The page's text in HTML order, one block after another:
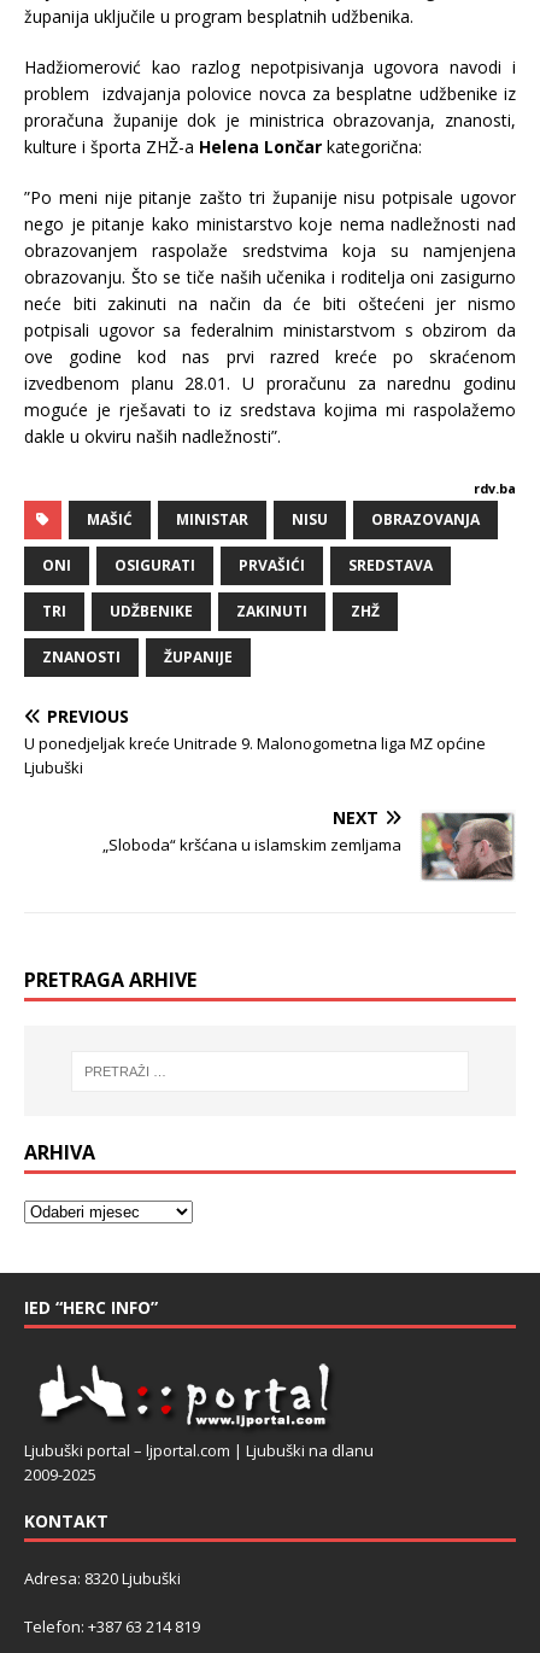
županija uključile u program besplatnih udžbenika.
Hadžiomerović kao razlog nepotpisivanja ugovora navodi i
problem izdvajanja polovice novca za besplatne udžbenike iz
proračuna županije dok je ministrica obrazovanja, znanosti,
kulture i športa ZHŽ-a Helena Lončar kategorična:
”Po meni nije pitanje zašto tri županije nisu potpisale ugovor
nego je pitanje kako ministarstvo koje nema nadležnosti nad
obrazovanjem raspolaže sredstvima koja su namjenjena
obrazovanju. Što se tiče naših učenika i roditelja oni zasigurno
neće biti zakinuti na način da će biti oštećeni jer nismo
potpisali ugovor sa federalnim ministarstvom s obzirom da
ove godine kod nas prvi razred kreće po skraćenom
izvedbenom planu 28.01. U proračunu za narednu godinu
moguće je rješavati to iz sredstava kojima mi raspolažemo
dakle u okviru naših nadležnosti”.
rdv.ba
MAŠIĆ MINISTAR NISU OBRAZOVANJA
ONI OSIGURATI PRVAŠIĆI SREDSTAVA
TRI UDŽBENIKE ZAKINUTI ZHŽ
ZNANOSTI ŽUPANIJE
PREVIOUS
U ponedjeljak kreće Unitrade 9. Malonogometna liga MZ općine
Ljubuški
NEXT
„Sloboda“ kršćana u islamskim zemljama
PRETRAGA ARHIVE
ARHIVA
IED “HERC INFO”
Ljubuški portal – ljportal.com | Ljubuški na dlanu
2009-2025
KONTAKT
Adresa: 8320 Ljubuški
Telefon: +387 63 214 819